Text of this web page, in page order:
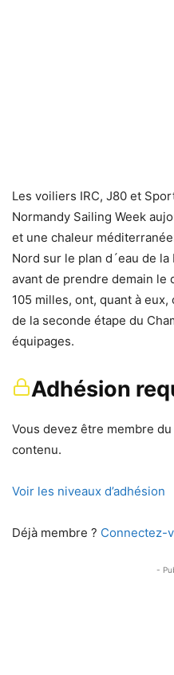
Les voiliers IRC, J80 et
Normandy Sailing Week
et une chaleur
Nord sur le plan d´eau de
avant de prendre demain le
105 milles, ont, quant à
de la seconde étape du
équipages.
Adhésion
Vous devez être membre
contenu.
Voir les niveaux d’adhésion
Déjà membre ? Connectez-
-